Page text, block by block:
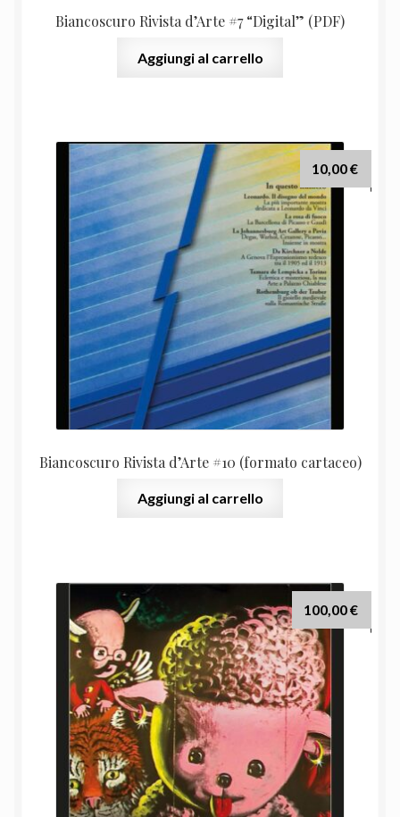
Biancoscuro Rivista d’Arte #7 “Digital” (PDF)
Aggiungi al carrello
Biancoscuro Rivista d’Arte #10 (formato cartaceo)
10,00€
Aggiungi al carrello
100,00€